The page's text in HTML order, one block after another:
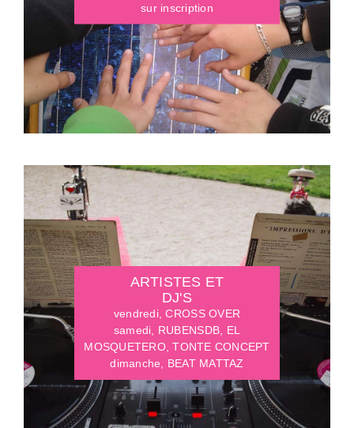
sur inscription
ARTISTES ET
DJ'S
vendredi, CROSS OVER
samedi, RUBENSDB, EL
MOSQUETERO, TONTE CONCEPT
dimanche, BEAT MATTAZ